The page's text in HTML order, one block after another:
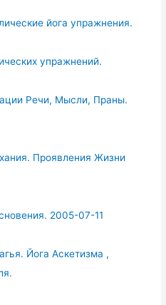
йога упражнения.
упражнений.
Речи, Мысли, Праны.
Проявления Жизни
2005-07-11
Йога Аскетизма ,